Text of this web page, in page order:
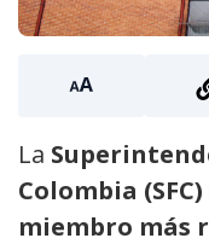
La
Colombia
miembro más